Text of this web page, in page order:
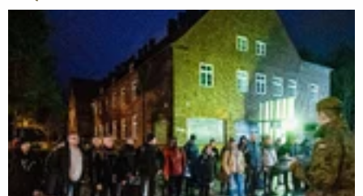
Otwórz załącznik Skwierzyna - pierwszy zaciąg ochotników